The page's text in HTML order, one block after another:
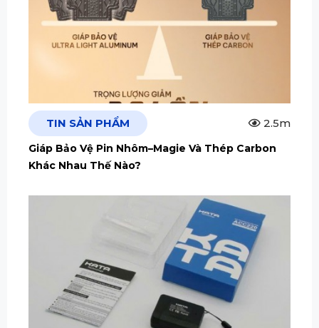
TIN SẢN PHẨM 2.5m
Giáp Bảo Vệ Pin Nhôm–Magie Và Thép Carbon
Khác Nhau Thế Nào?